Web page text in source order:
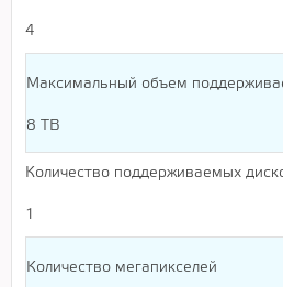
4
Максимальный объем
8 TB
Количество поддерживаемых
1
Количество мегапикселей